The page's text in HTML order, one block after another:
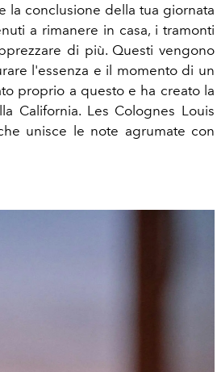
la conclusione della tua giornata
a rimanere in casa, i tramonti
di più. Questi vengono
l'essenza e il momento di un
proprio a questo e ha creato la
California. Les Colognes Louis
unisce le note agrumate con